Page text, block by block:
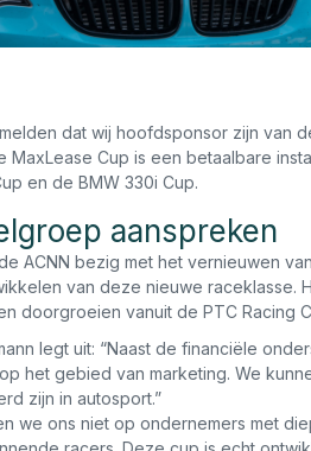
dat wij hoofdsponsor zijn van
MaxLease Cup is een betaalbare
en de BMW 330i Cup.
aanspreken
ACNN bezig met het vernieuwen
van deze nieuwe raceklasse.
doorgroeien vanuit de PTC Racing
legt uit: “Naast de financiële
het gebied van marketing. We
zijn in autosport.”
we ons niet op ondernemers met